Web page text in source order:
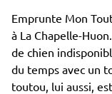
Emprunte Mon
à La Chapelle-
de chien
du temps avec un
toutou, lui aussi,